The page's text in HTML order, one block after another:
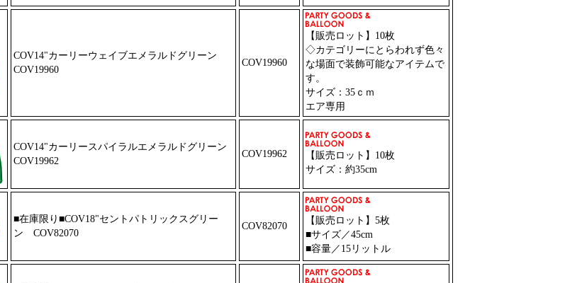
COV14"カーリーウェイブエメラ ルドグリーン
COV19960
COV19960
【販売ロット】10枚
◇カテゴリーにとらわれず色々
な場面で装飾可能なアイテムで
す。
サイズ：35ｃｍ
エア専用
COV14"カーリースパイラルエメ ラルドグリーン
COV19962
COV19962
【販売ロット】10枚
サイズ：約35cm
■在庫限り■COV18"セントパト リックスグリー
ン COV82070
COV82070
【販売ロット】5枚
■サイズ／45cm
■容量／15リットル